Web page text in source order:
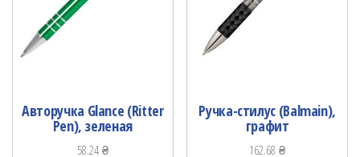
Авторучка Glance (Ritter
Pen), зеленая
58.24₴
Ручка-стилус (Balmain),
графит
162.68₴